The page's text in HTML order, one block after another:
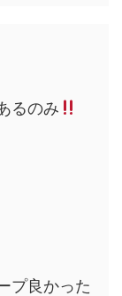
るのみ
プ良かった